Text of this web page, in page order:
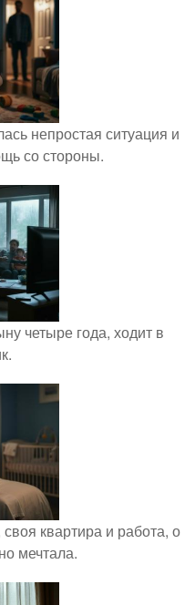
непростая ситуация и
со стороны.
четыре года, ходит в
квартира и работа, о
мечтала.